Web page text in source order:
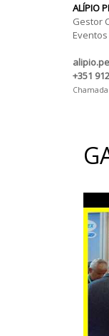
ALÍPIO
Gestor
Eventos
+351